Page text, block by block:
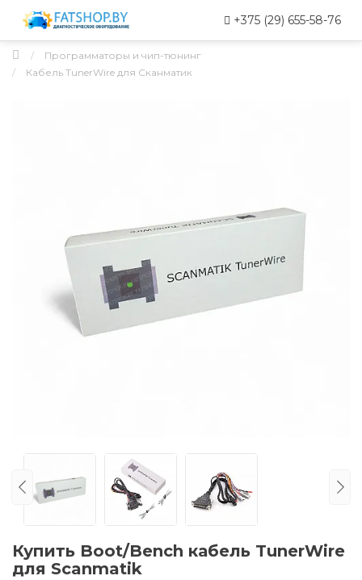
+375 (29) 655-58-76
Программаторы и чип-тюнинг
Кабель TunerWire для Сканматик
Купить Boot/Bench кабель TunerWire
для Scanmatik